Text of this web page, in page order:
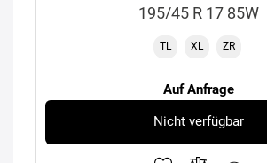
195/45 R 17 85W
TL XL ZR
Auf Anfrage
Nicht verfügbar